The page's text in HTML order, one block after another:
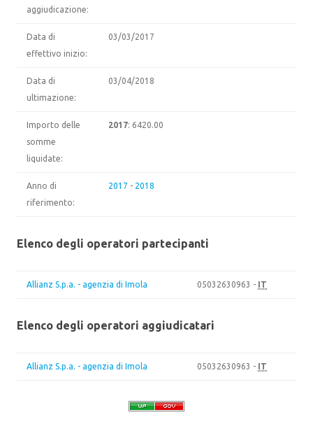
aggiudicazione:
Data di
effettivo inizio:
03/03/2017
Data di
ultimazione:
03/04/2018
Importo delle
somme
liquidate:
2017: 6420.00
Anno di
riferimento:
2017 - 2018
Elenco degli operatori partecipanti
Allianz S.p.a. - agenzia di Imola 05032630963 - IT
Elenco degli operatori aggiudicatari
Allianz S.p.a. - agenzia di Imola 05032630963 - IT